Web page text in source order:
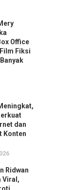
Office
Fiksi
dan
Konten
Ridwan
Viral,